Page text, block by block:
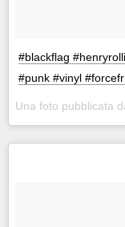
#blackflag
#punk #vinyl